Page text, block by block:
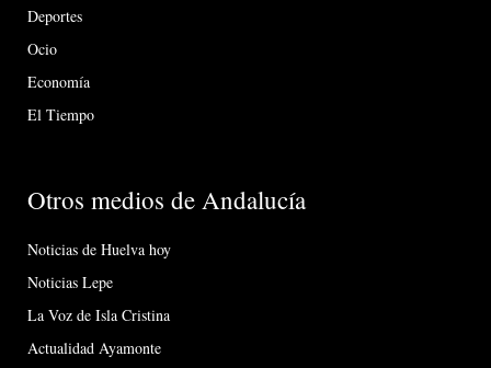
Deportes
Ocio
Economía
El Tiempo
Otros medios de Andalucía
Noticias de Huelva hoy
Noticias Lepe
La Voz de Isla Cristina
Actualidad Ayamonte